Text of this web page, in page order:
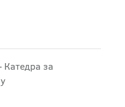
Катедра за